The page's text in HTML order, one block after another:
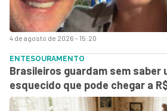
4 de agosto de 2026 - 15:20
ENTESOURAMENTO
Brasileiros guardam sem saber
esquecido que pode chegar a